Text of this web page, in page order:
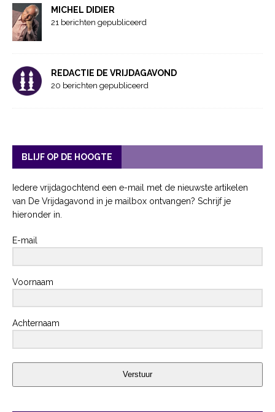
MICHEL DIDIER
21 berichten gepubliceerd
REDACTIE DE VRIJDAGAVOND
20 berichten gepubliceerd
BLIJF OP DE HOOGTE
Iedere vrijdagochtend een e-mail met de nieuwste artikelen
van De Vrijdagavond in je mailbox ontvangen? Schrijf je
hieronder in.
E-mail
Voornaam
Achternaam
Verstuur